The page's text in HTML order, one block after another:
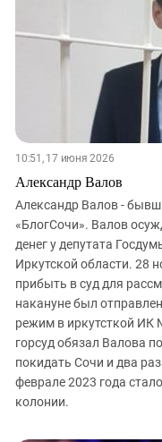
10:51, 17 июня 2026
Александр Валов
Александр Валов -
«БлогСочи». Валов
денег у депутата
Иркутской области. 28
прибыть в суд для
накануне был
режим в иркутсткой ИК
горсуд обязал Валова
покидать Сочи и два
феврале 2023 года
колонии.